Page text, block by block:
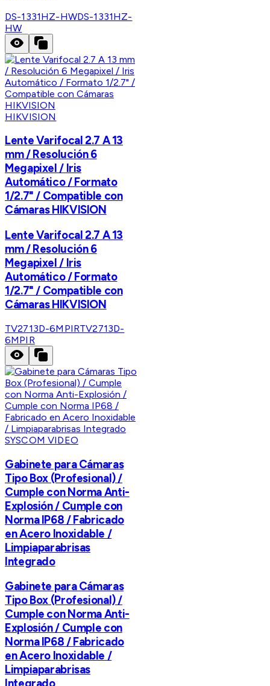
DS-1331HZ-HWDS-1331HZ-
HW
HIKVISION
Lente Varifocal 2.7 A 13
mm / Resolución 6
Megapixel / Iris
Automático / Formato
1/2.7" / Compatible con
Cámaras HIKVISION
Lente Varifocal 2.7 A 13
mm / Resolución 6
Megapixel / Iris
Automático / Formato
1/2.7" / Compatible con
Cámaras HIKVISION
TV2713D-6MPIRTV2713D-
6MPIR
SYSCOM VIDEO
Gabinete para Cámaras
Tipo Box (Profesional) /
Cumple con Norma Anti-
Explosión / Cumple con
Norma IP68 / Fabricado
en Acero Inoxidable /
Limpiaparabrisas
Integrado
Gabinete para Cámaras
Tipo Box (Profesional) /
Cumple con Norma Anti-
Explosión / Cumple con
Norma IP68 / Fabricado
en Acero Inoxidable /
Limpiaparabrisas